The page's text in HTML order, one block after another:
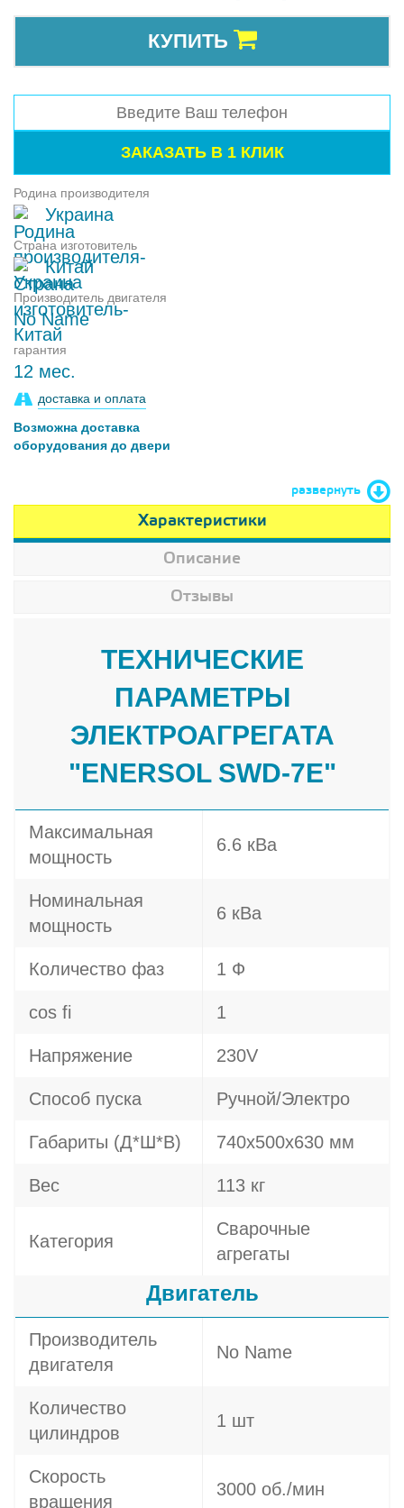
КУПИТЬ
Родина производителя
Украина
Страна изготовитель
Китай
Производитель двигателя
No Name
гарантия
12 мес.
доставка и оплата
Возможна доставка
оборудования до двери
развернуть
Характеристики
Описание
Отзывы
ТЕХНИЧЕСКИЕ
ПАРАМЕТРЫ
ЭЛЕКТРОАГРЕГАТА
"ENERSOL SWD-7E"
Максимальная
мощность
6.6 кВа
Номинальная
мощность
6 кВа
Количество фаз 1 Ф
cos fi 1
Напряжение 230V
Способ пуска Ручной/Электро
Габариты (Д*Ш*В) 740х500х630 мм
Вес 113 кг
Категория
Сварочные
агрегаты
Двигатель
Производитель
двигателя
No Name
Количество
цилиндров
1 шт
Скорость
вращения
3000 об./мин